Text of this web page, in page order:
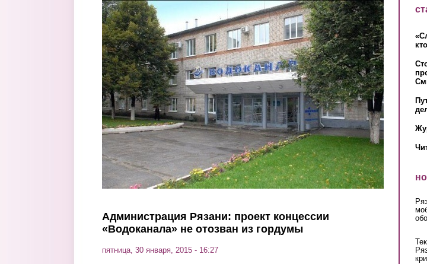
Перейти к основному содержанию
Администрация Рязани: проект концессии
«Водоканала» не отозван из гордумы
пятница, 30 января, 2015 - 16:27